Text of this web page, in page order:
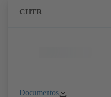
CHTR
Documentos